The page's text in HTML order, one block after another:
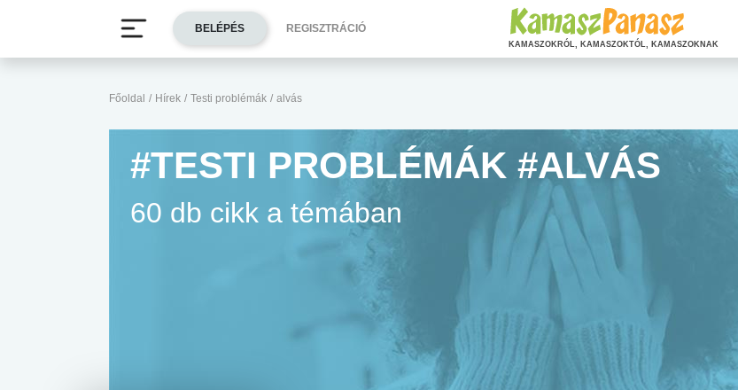
Főoldal / Hírek / Testi problémák / alvás
#TESTI PROBLÉMÁK #ALVÁS
60 db cikk a témában
BELÉPÉS REGISZTRÁCIÓ
KAMASZOKRÓL, KAMASZOKTÓL, KAMASZOKNAK